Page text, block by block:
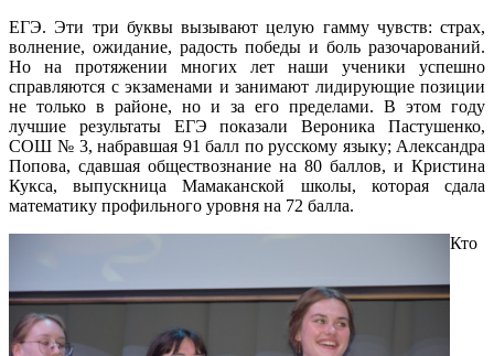
ЕГЭ. Эти три буквы вызывают целую гамму чувств: страх,
волнение, ожидание, радость победы и боль разочарований.
Но на протяжении многих лет наши ученики успешно
справляются с экзаменами и занимают лидирующие позиции
не только в районе, но и за его пределами. В этом году
лучшие результаты ЕГЭ показали Вероника Пастушенко,
СОШ № 3, набравшая 91 балл по русскому языку; Александра
Попова, сдавшая обществознание на 80 баллов, и Кристина
Кукса, выпускница Мамаканской школы, которая сдала
математику профильного уровня на 72 балла.
Кто